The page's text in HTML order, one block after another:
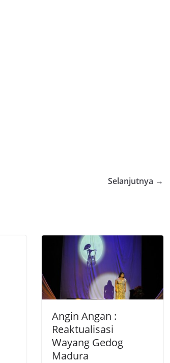
Selanjutnya →
Angin Angan :
Reaktualisasi
Wayang Gedog
Madura